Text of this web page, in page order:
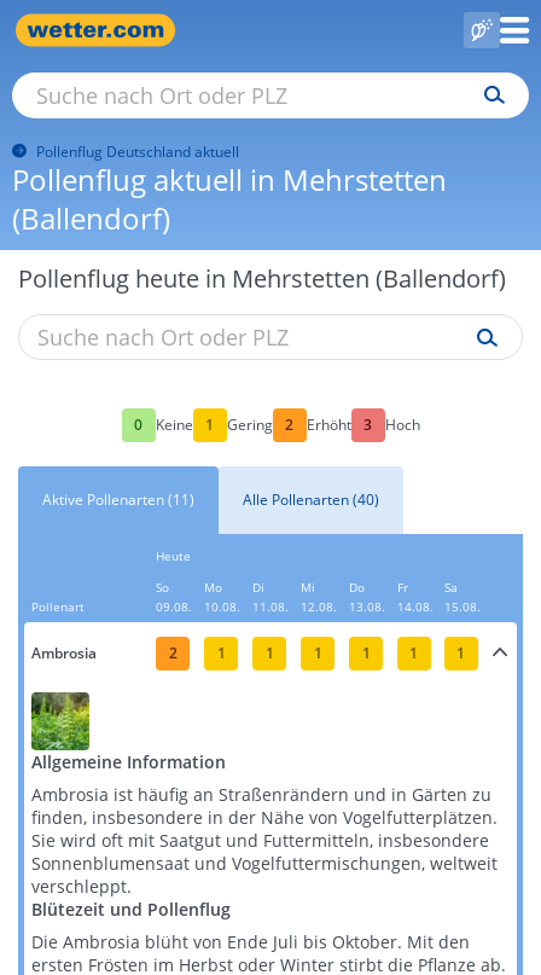
Pollenflug Deutschland aktuell
Pollenflug aktuell in Mehrstetten
(Ballendorf)
Pollenflug heute in Mehrstetten (Ballendorf)
0 Keine 1 Gering 2 Erhöht 3 Hoch
Aktive Pollenarten (11) Alle Pollenarten (40)
Pollenart
Heute
So
09.08.
Mo
10.08.
Di
11.08.
Mi
12.08.
Do
13.08.
Fr
14.08.
Sa
15.08.
Ambrosia 2 1 1 1 1 1 1
Allgemeine Information
Ambrosia ist häufig an Straßenrändern und in Gärten zu
finden, insbesondere in der Nähe von Vogelfutterplätzen.
Sie wird oft mit Saatgut und Futtermitteln, insbesondere
Sonnenblumensaat und Vogelfuttermischungen, weltweit
verschleppt​​​​.
Blütezeit und Pollenflug
Die Ambrosia blüht von Ende Juli bis Oktober. Mit den
ersten Frösten im Herbst oder Winter stirbt die Pflanze ab.